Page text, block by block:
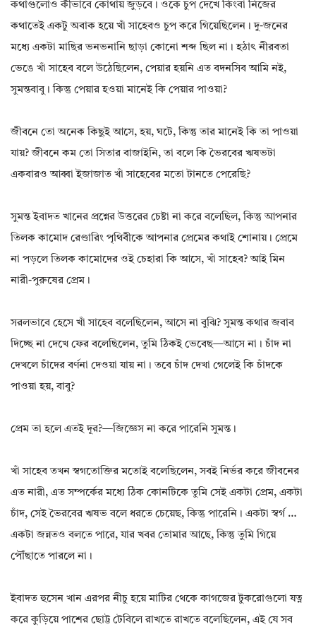
কথাগুলোও কীভাবে কোথায় জুড়বে। ওকে চুপ দেখে কিংবা নিজের
কথাতেই একটু অবাক হয়ে খাঁ সাহেবও চুপ করে গিয়েছিলেন। দু-জনের
মধ্যে একটা মাছির ভনভনানি ছাড়া কোনো শব্দ ছিল না। হঠাৎ নীরবতা
ভেঙে খাঁ সাহেব বলে উঠেছিলেন, পেয়ার হয়নি এত বদনসিব আমি নই,
সুমন্তবাবু। কিন্তু পেয়ার হওয়া মানেই কি পেয়ার পাওয়া?
জীবনে তো অনেক কিছুই আসে, হয়, ঘটে, কিন্তু তার মানেই কি তা পাওয়া
যায়? জীবনে কম তো সিতার বাজাইনি, তা বলে কি ভৈরবের ঋষভটা
একবারও আব্বা ইজাজাত খাঁ সাহেবের মতো টানতে পেরেছি?
সুমন্ত ইবাদত খানের প্রশ্নের উত্তরের চেষ্টা না করে বলেছিল, কিন্তু আপনার
তিলক কামোদ রেণ্ডারিং পৃথিবীকে আপনার প্রেমের কথাই শোনায়। প্রেমে
না পড়লে তিলক কামোদের ওই চেহারা কি আসে, খাঁ সাহেব? আই মিন
নারী-পুরুষের প্রেম।
সরলভাবে হেসে খাঁ সাহেব বলেছিলেন, আসে না বুঝি? সুমন্ত কথার জবাব
দিচ্ছে না দেখে ফের বলেছিলেন, তুমি ঠিকই ভেবেছ—আসে না। চাঁদ না
দেখলে চাঁদের বর্ণনা দেওয়া যায় না। তবে চাঁদ দেখা গেলেই কি চাঁদকে
পাওয়া হয়, বাবু?
প্রেম তা হলে এতই দূর?—জিজ্ঞেস না করে পারেনি সুমন্ত।
খাঁ সাহেব তখন স্বগতোক্তির মতোই বলেছিলেন, সবই নির্ভর করে জীবনের
এত নারী, এত সম্পর্কের মধ্যে ঠিক কোনটিকে তুমি সেই একটা প্রেম, একটা
চাঁদ, সেই ভৈরবের ঋষভ বলে ধরতে চেয়েছ, কিন্তু পারেনি। একটা স্বর্গ …
একটা জন্নতও বলতে পারে, যার খবর তোমার আছে, কিন্তু তুমি গিয়ে
পৌঁছাতে পারলে না।
ইবাদত হুসেন খান এরপর নীচু হয়ে মাটির থেকে কাগজের টুকরোগুলো যত্ন
করে কুড়িয়ে পাশের ছোট্ট টেবিলে রাখতে রাখতে বলেছিলেন, এই যে সব